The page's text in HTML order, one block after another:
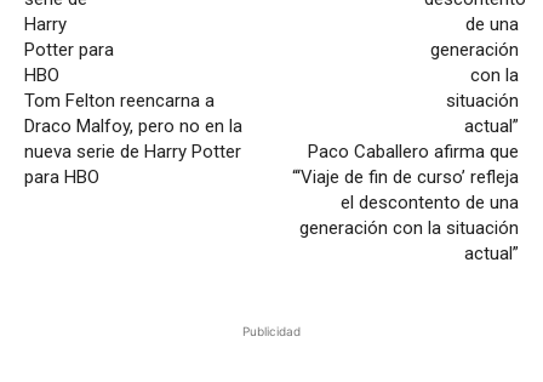
Tom Felton reencarna a
Draco Malfoy, pero no en la
nueva serie de Harry Potter
para HBO
Paco Caballero afirma que
“‘Viaje de fin de curso’ refleja
el descontento de una
generación con la situación
actual”
Publicidad